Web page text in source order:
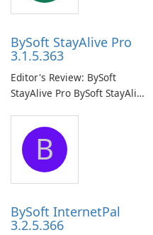
BySoft StayAlive Pro
3.1.5.363
Editor's Review: BySoft
StayAlive Pro BySoft StayAlive
application designed to
ensure the continuous and
uninterrupted operation of
your computer system.
B
BySoft InternetPal
3.2.5.366